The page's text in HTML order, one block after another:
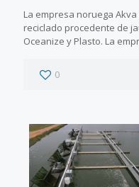
La empresa noruega
reciclado procedente de
Oceanize y Plasto. La
0